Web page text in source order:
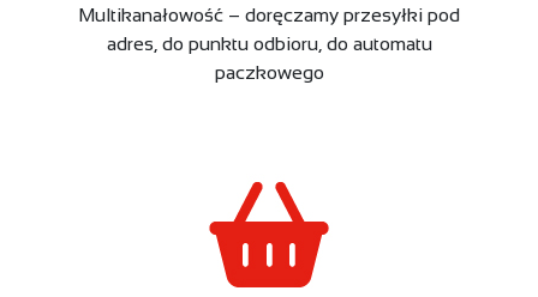
Multikanałowość – doręczamy przesyłki pod
adres, do punktu odbioru, do automatu
paczkowego​